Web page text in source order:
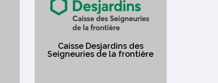
Caisse Desjardins des
Seigneuries de la frontière
Caisse Desjardins des
Seigneuries de la
frontière
https://desjardins.com/caisseseigneuriesdelafrontiere